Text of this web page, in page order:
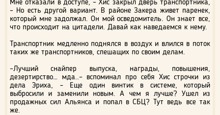
Мне отказали в доступе, – Хис закрыл дверь транспортника,
– Но есть другой вариант. В районе Закера живет паренек,
который мне задолжал. Он мой осведомитель. Он знает все,
что происходит на цитадели. Давай как наведаемся к нему.
Транспортник медленно поднялся в воздух и влился в поток
таких же транспортников, спешащих по своим делам.
–Лучший снайпер выпуска, награды, повышения,
дезертирство… мда..– вспоминал про себя Хис строчки из
дела Эриха, – Еще один винтик в системе, который
выбросили и заменили новым. А чем я лучше? Ушел из
продажных сил Альянса и попал в СБЦ? Тут ведь все так
же.